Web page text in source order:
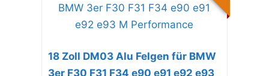
18 Zoll DM03 Alu Felgen für BMW
3er F30 F31 F34 e90 e91 e92 e93